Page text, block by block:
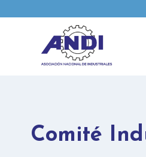
Comité